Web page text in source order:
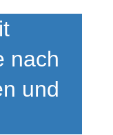
nach
und